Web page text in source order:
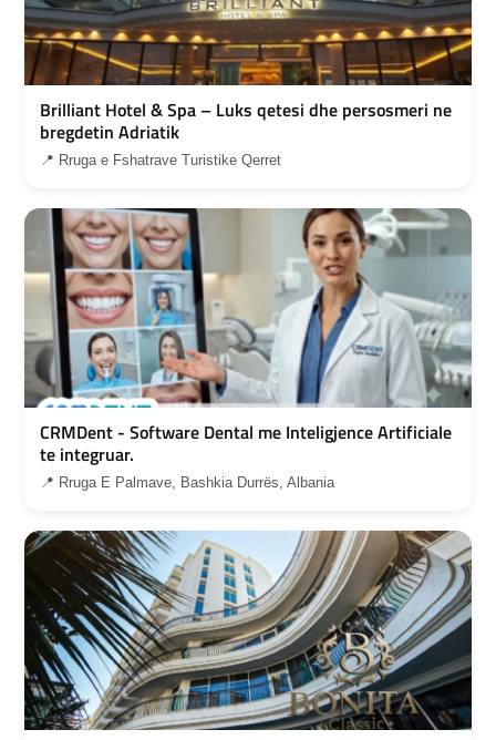
Brilliant Hotel & Spa – Luks qetesi dhe persosmeri ne
bregdetin Adriatik
📍 Rruga e Fshatrave Turistike Qerret
CRMDent - Software Dental me Inteligjence Artificiale
te integruar.
📍 Rruga E Palmave, Bashkia Durrës, Albania